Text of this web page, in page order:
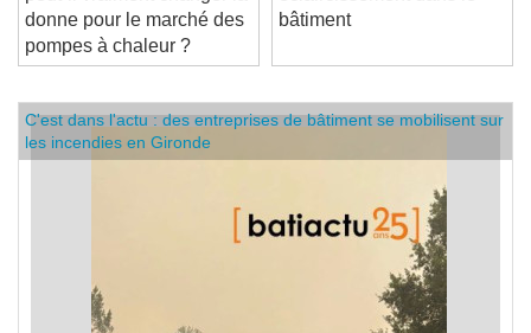
peut-il vraiment changer la
donne pour le marché des
pompes à chaleur ?
éclaircissement dans le
C'est dans l'actu : des entreprises de bâtiment se mobilisent sur
les incendies en Gironde